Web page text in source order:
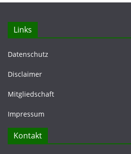
Links
Datenschutz
Disclaimer
Mitgliedschaft
Impressum
Kontakt